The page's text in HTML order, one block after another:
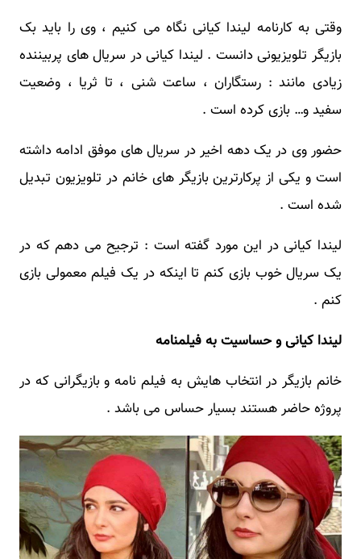
وقتی به کارنامه لیندا کیانی نگاه می کنیم ، وی را باید بک
بازیگر تلویزیونی دانست . لیندا کیانی در سریال های پربیننده
زیادی مانند : رستگاران ، ساعت شنی ، تا ثریا ، وضعیت
سفید و… بازی کرده است .
حضور وی در یک دهه اخیر در سریال های موفق ادامه داشته
است و یکی از پرکارترین بازیگر های خانم در تلویزیون تبدیل
شده است .
لیندا کیانی در این مورد گفته است : ترجیح می دهم که در
یک سریال خوب بازی کنم تا اینکه در یک فیلم معمولی بازی
کنم .
لیندا کیانی و حساسیت به فیلمنامه
خانم بازیگر در انتخاب هایش به فیلم نامه و بازیگرانی که در
پروژه حاضر هستند بسیار حساس می باشد .